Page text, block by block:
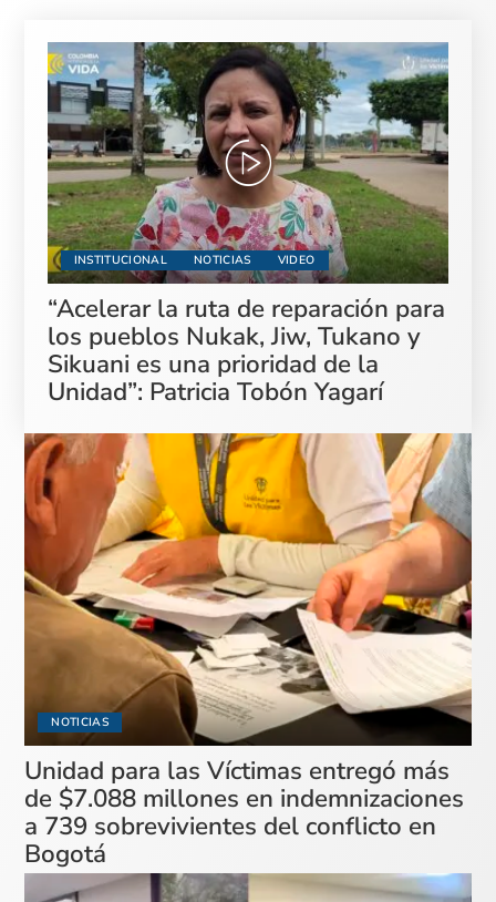
INSTITUCIONAL NOTICIAS VIDEO
“Acelerar la ruta de reparación para
los pueblos Nukak, Jiw, Tukano y
Sikuani es una prioridad de la
Unidad”: Patricia Tobón Yagarí
NOTICIAS
Unidad para las Víctimas entregó más
de $7.088 millones en indemnizaciones
a 739 sobrevivientes del conflicto en
Bogotá